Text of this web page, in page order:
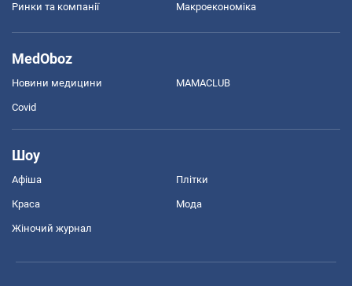
Ринки та компанії Макроекономіка
MedOboz
Новини медицини MAMACLUB
Covid
Шоу
Афіша Плітки
Краса Мода
Жіночий журнал